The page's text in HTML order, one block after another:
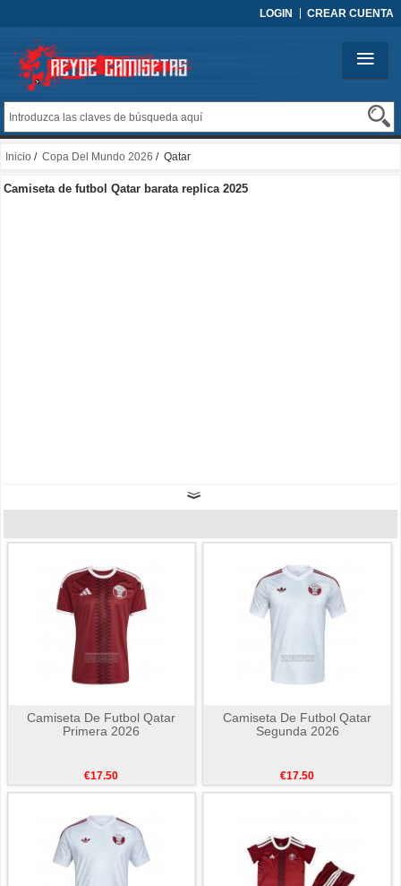
LOGIN CREAR CUENTA
Inicio / Copa Del Mundo 2026 / Qatar
Camiseta de futbol Qatar barata replica 2025
Camiseta De Futbol Qatar
Primera 2026
€17.50
Camiseta De Futbol Qatar
Segunda 2026
€17.50